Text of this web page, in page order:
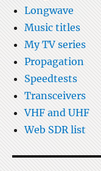
Longwave
Music titles
My TV series
Propagation
Speedtests
Transceivers
VHF and UHF
Web SDR list